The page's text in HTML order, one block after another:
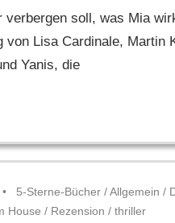
verbergen soll, was Mia
Lisa Cardinale, Martin
Yanis, die
5-Sterne-Bücher /Allgemein /
House / Rezension /thriller